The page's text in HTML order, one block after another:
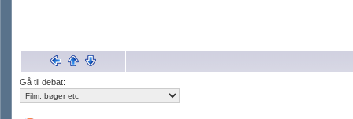
Gå til debat: